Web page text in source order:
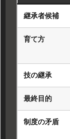
継承者候補
育て方
技の継承
最終目的
制度の矛盾